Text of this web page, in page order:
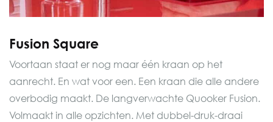
Fusion Square
Voortaan staat er nog maar één kraan op het
aanrecht. En wat voor een. Een kraan die alle andere
overbodig maakt. De langverwachte Quooker Fusion.
Volmaakt in alle opzichten. Met dubbel-druk-draai